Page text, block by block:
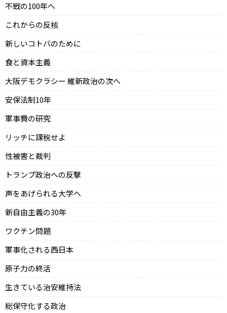
不戦の100年へ
これからの反核
新しいコトバのために
食と資本主義
大阪デモクラシー 維新政治の次へ
安保法制10年
軍事費の研究
リッチに課税せよ
性被害と裁判
トランプ政治への反撃
声をあげられる大学へ
新自由主義の30年
ワクチン問題
軍事化される西日本
原子力の終活
生きている治安維持法
総保守化する政治